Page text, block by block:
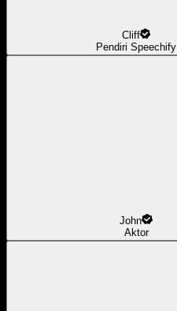
Cliff
Pendiri Speechify
John
Aktor